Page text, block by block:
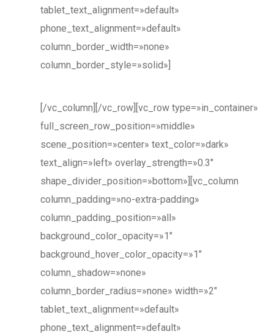
tablet_text_alignment=»default»
phone_text_alignment=»default»
column_border_width=»none»
column_border_style=»solid»]
[/vc_column][/vc_row][vc_row type=»in_container»
full_screen_row_position=»middle»
scene_position=»center» text_color=»dark»
text_align=»left» overlay_strength=»0.3″
shape_divider_position=»bottom»][vc_column
column_padding=»no-extra-padding»
column_padding_position=»all»
background_color_opacity=»1″
background_hover_color_opacity=»1″
column_shadow=»none»
column_border_radius=»none» width=»2″
tablet_text_alignment=»default»
phone_text_alignment=»default»